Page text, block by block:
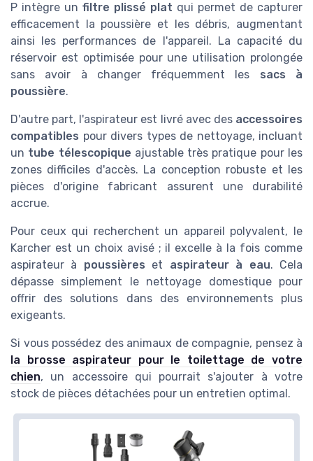
P intègre un filtre plissé plat qui permet de capturer
efficacement la poussière et les débris, augmentant
ainsi les performances de l'appareil. La capacité du
réservoir est optimisée pour une utilisation prolongée
sans avoir à changer fréquemment les sacs à
poussière.
D'autre part, l'aspirateur est livré avec des accessoires
compatibles pour divers types de nettoyage, incluant
un tube télescopique ajustable très pratique pour les
zones difficiles d'accès. La conception robuste et les
pièces d'origine fabricant assurent une durabilité
accrue.
Pour ceux qui recherchent un appareil polyvalent, le
Karcher est un choix avisé ; il excelle à la fois comme
aspirateur à poussières et aspirateur à eau. Cela
dépasse simplement le nettoyage domestique pour
offrir des solutions dans des environnements plus
exigeants.
Si vous possédez des animaux de compagnie, pensez à
la brosse aspirateur pour le toilettage de votre
chien, un accessoire qui pourrait s'ajouter à votre
stock de pièces détachées pour un entretien optimal.